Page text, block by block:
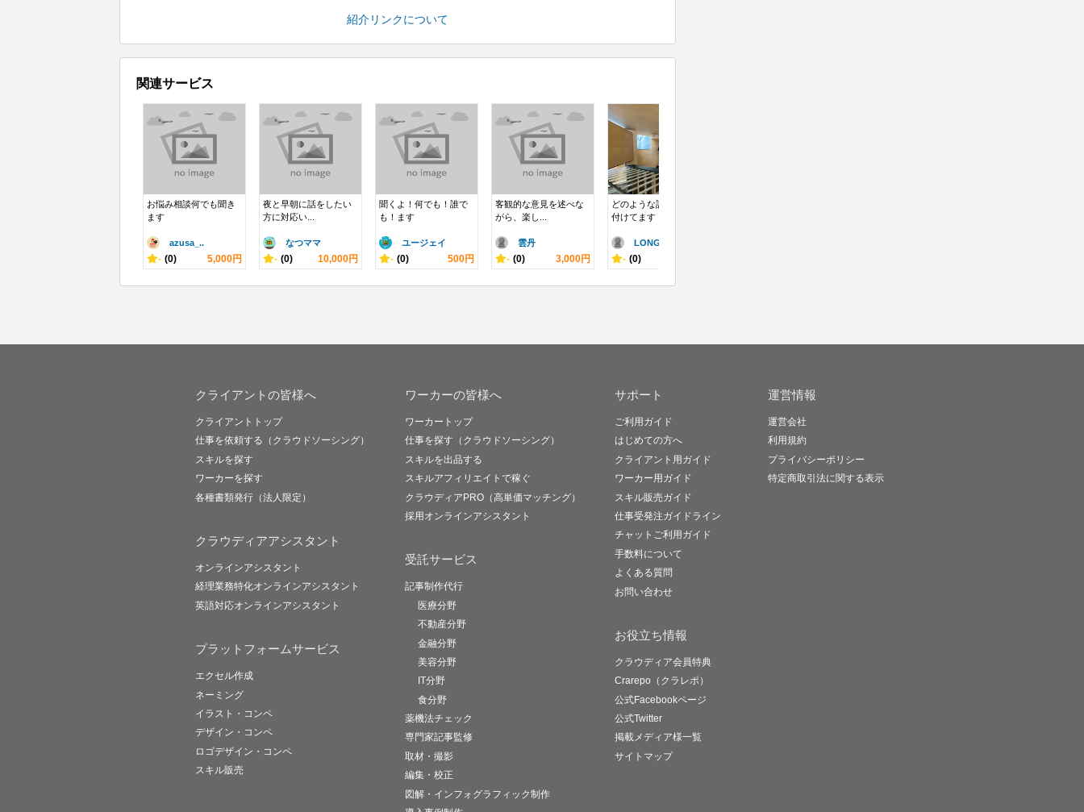
紹介リンクについて
関連サービス
お悩み相談何でも聞き
ます
azusa_..
- (0) 5,000円
夜と早朝に話をしたい
方に対応い...
なつママ
- (0) 10,000円
聞くよ！何でも！誰で
も！ます
ユージェイ
- (0) 500円
客観的な意見を述べな
がら、楽し...
雲丹
- (0) 3,000円
どのような話でも受け
付けてます
LONGor..
- (0)
クライアントの皆様へ
クライアントトップ
仕事を依頼する（クラウドソーシング）
スキルを探す
ワーカーを探す
各種書類発行（法人限定）
クラウディアアシスタント
オンラインアシスタント
経理業務特化オンラインアシスタント
英語対応オンラインアシスタント
プラットフォームサービス
エクセル作成
ネーミング
イラスト・コンペ
デザイン・コンペ
ロゴデザイン・コンペ
スキル販売
ワーカーの皆様へ
ワーカートップ
仕事を探す（クラウドソーシング）
スキルを出品する
スキルアフィリエイトで稼ぐ
クラウディアPRO（高単価マッチング）
採用オンラインアシスタント
受託サービス
記事制作代行
医療分野
不動産分野
金融分野
美容分野
IT分野
食分野
薬機法チェック
専門家記事監修
取材・撮影
編集・校正
図解・インフォグラフィック制作
サポート
ご利用ガイド
はじめての方へ
クライアント用ガイド
ワーカー用ガイド
スキル販売ガイド
仕事受発注ガイドライン
チャットご利用ガイド
手数料について
よくある質問
お問い合わせ
お役立ち情報
クラウディア会員特典
Crarepo（クラレポ）
公式Facebookページ
公式Twitter
掲載メディア様一覧
サイトマップ
運営情報
運営会社
利用規約
プライバシーポリシー
特定商取引法に関する表示